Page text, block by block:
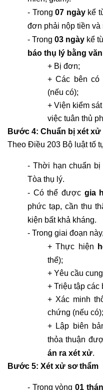
- Trong 07 ngày kể
đơn phải nộp tiền và
- Trong 03 ngày kể
báo thụ lý bằng
+ Bị đơn;
+ Các bên có
(nếu có);
+ Viện kiểm
việc tuân thủ
Bước 4: Chuẩn bị xét xử
Theo Điều 203 Bộ luật tố
- Thời hạn chuẩn bị
Tòa thụ lý.
- Có thể được gia
phức tạp, cần thu
kiện bất khả kháng.
- Trong giai đoạn
+ Thực hiện
thể);
+ Yêu cầu
+ Triệu tập các
+ Xác minh
chứng (nếu có);
+ Lập biên
thỏa thuận
án ra xét xử.
Bước 5: Xét xử sơ thẩm
- Trong vòng 01